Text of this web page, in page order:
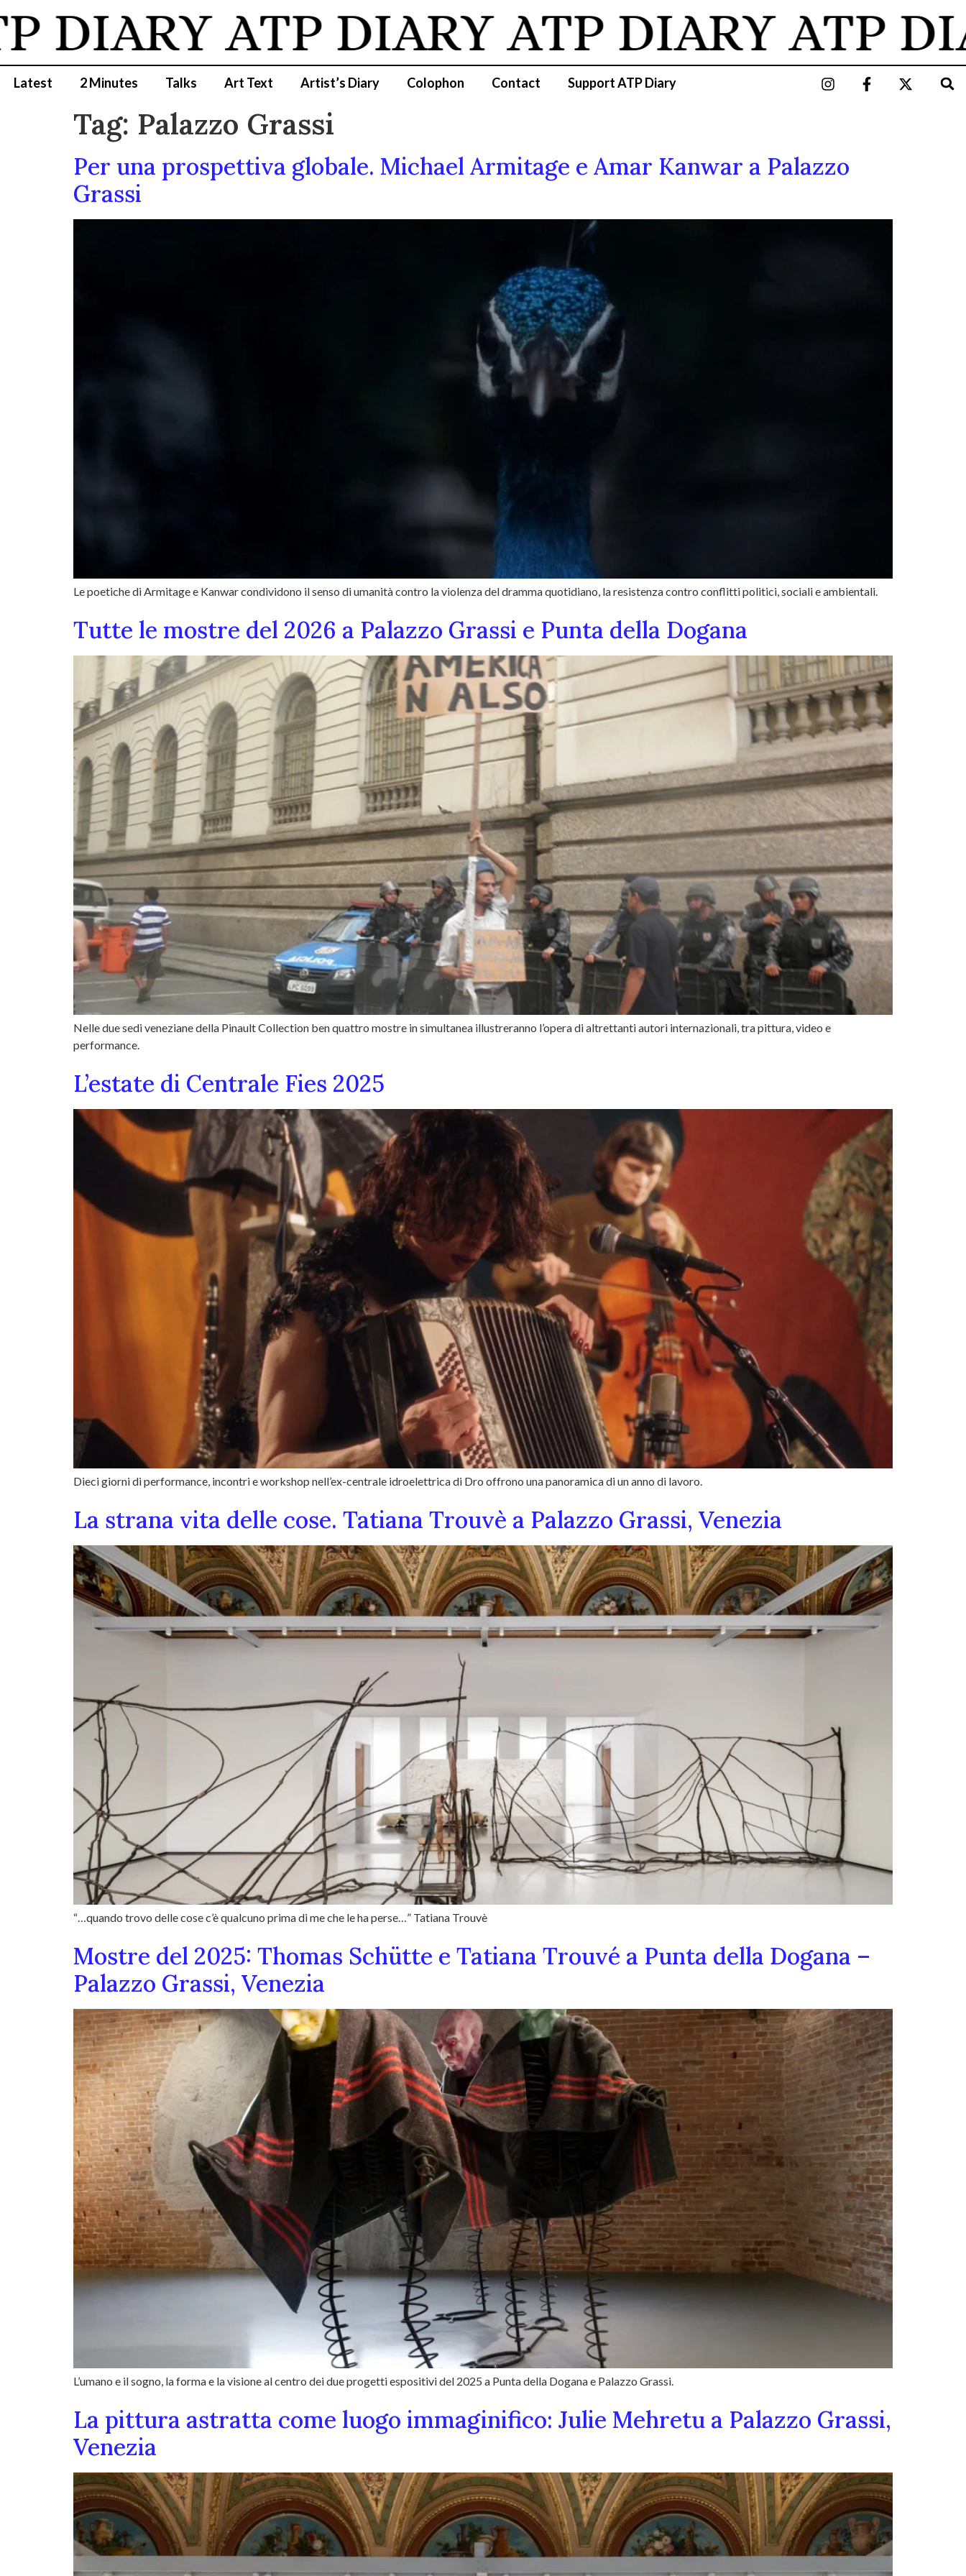
ATP DIARY ATP DIARY ATP
Latest 2 Minutes Talks Art Text Artist’s Diary Colophon Contact Support ATP Diary
Tag: Palazzo Grassi
Per una prospettiva globale. Michael Armitage e Amar Kanwar a Palazzo
Grassi
Le poetiche di Armitage e Kanwar condividono il senso di umanità contro la violenza del dramma quotidiano, la resistenza contro conflitti politici, sociali e ambientali.
Tutte le mostre del 2026 a Palazzo Grassi e Punta della Dogana
Nelle due sedi veneziane della Pinault Collection ben quattro mostre in simultanea illustreranno l’opera di altrettanti autori internazionali, tra pittura, video e
performance.
L’estate di Centrale Fies 2025
Dieci giorni di performance, incontri e workshop nell’ex-centrale idroelettrica di Dro offrono una panoramica di un anno di lavoro.
La strana vita delle cose. Tatiana Trouvè a Palazzo Grassi, Venezia
“…quando trovo delle cose c’è qualcuno prima di me che le ha perse…” Tatiana Trouvè
Mostre del 2025: Thomas Schütte e Tatiana Trouvé a Punta della Dogana –
Palazzo Grassi, Venezia
L’umano e il sogno, la forma e la visione al centro dei due progetti espositivi del 2025 a Punta della Dogana e Palazzo Grassi.
La pittura astratta come luogo immaginifico: Julie Mehretu a Palazzo Grassi,
Venezia